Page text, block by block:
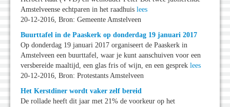
Amstelveense echtparen in het raadhuis lees
20-12-2016, Bron: Gemeente Amstelveen
Buurttafel in de Paaskerk op donderdag 19 januari 2017
Op donderdag 19 januari 2017 organiseert de Paaskerk in
Amstelveen een buurttafel, waar je kunt aanschuiven voor een
versbereide maaltijd, een glas fris of wijn, en een gesprek lees
20-12-2016, Bron: Protestants Amstelveen
Het Kerstdiner wordt vaker zelf bereid
De rollade heeft dit jaar met 21% de voorkeur op het